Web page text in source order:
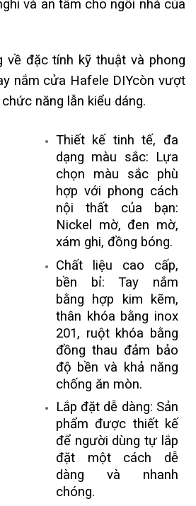
và an tâm cho ngôi nhà của
về đặc tính kỹ thuật và phong
nắm cửa Hafele DIYcòn vượt
năng lẫn kiểu dáng.
Thiết kế tinh tế, đa
dạng màu sắc: Lựa
chọn màu sắc phù
hợp với phong cách
nội thất của bạn:
Nickel mờ, đen mờ,
xám ghi, đồng bóng.
Chất liệu cao cấp,
bền bỉ: Tay nắm
bằng hợp kim kẽm,
thân khóa bằng inox
201, ruột khóa bằng
đồng thau đảm bảo
độ bền và khả năng
chống ăn mòn.
Lắp đặt dễ dàng: Sản
phẩm được thiết kế
để người dùng tự lắp
đặt một cách dễ
dàng và nhanh
chóng.